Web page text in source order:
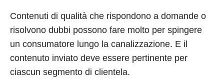
Contenuti di qualità che rispondono a domande o
risolvono dubbi possono fare molto per spingere
un consumatore lungo la canalizzazione. E il
contenuto inviato deve essere pertinente per
ciascun segmento di clientela.